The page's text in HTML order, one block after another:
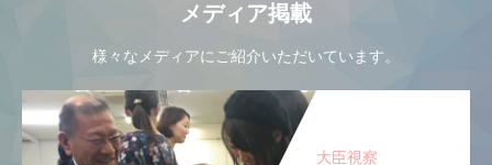
メディア掲載
様々なメディアにご紹介いただいています。
大臣視察